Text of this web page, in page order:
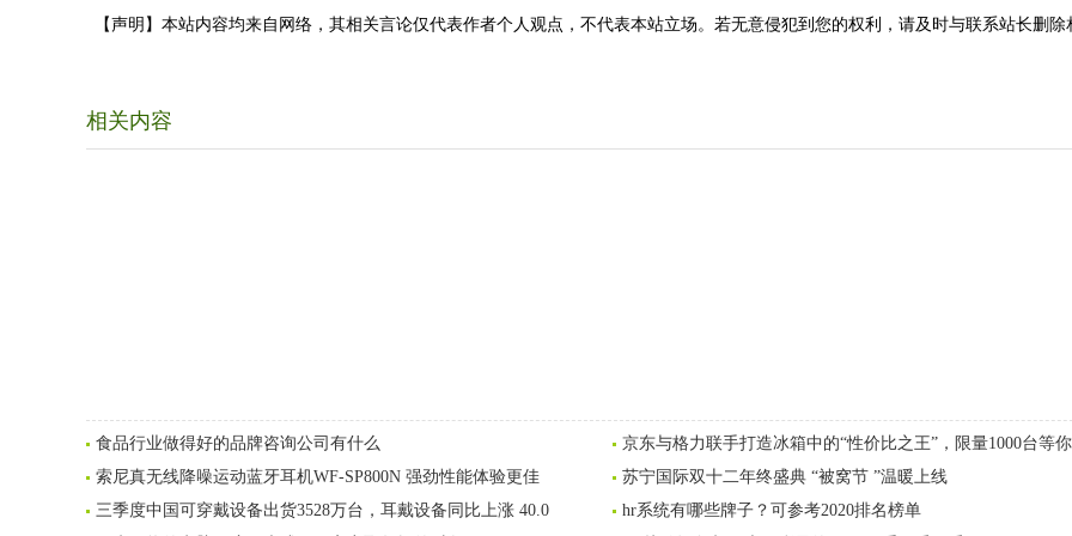
【声明】本站内容均来自网络，其相关言论仅代表作者个人观点，不代表本站立场。若无意侵犯到您的权利，请及时与联系站长删除
相关内容
食品行业做得好的品牌咨询公司有什么
京东与格力联手打造冰箱中的“性价比之王”，限量1000台等你
索尼真无线降噪运动蓝牙耳机WF-SP800N 强劲性能体验更佳
苏宁国际双十二年终盛典 “被窝节 ”温暖上线
三季度中国可穿戴设备出货3528万台，耳戴设备同比上涨 40.0
hr系统有哪些牌子？可参考2020排名榜单